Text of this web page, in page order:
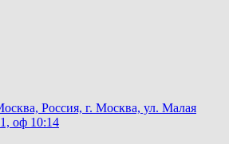
Россия, г. Москва, ул. Малая
оф 10:14